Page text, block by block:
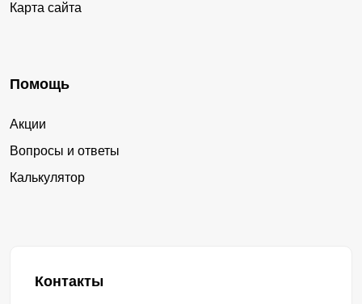
Карта сайта
Помощь
Акции
Вопросы и ответы
Калькулятор
Контакты